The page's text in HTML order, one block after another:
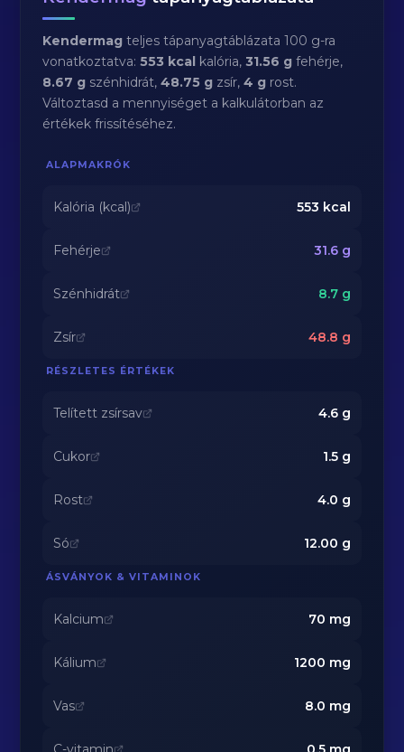
Kendermag teljes tápanyagtáblázata 100 g-ra
vonatkoztatva:553 kcal kalória,31.56 g fehérje,
8.67 g szénhidrát,48.75 g zsír,4 g rost.
Változtasd a mennyiséget a kalkulátorban az
értékek frissítéséhez.
ALAPMAKRÓK
Kalória (kcal) 553 kcal
Fehérje 31.6g
Szénhidrát 8.7g
Zsír 48.8 g
RÉSZLETES ÉRTÉKEK
Telített zsírsav 4.6g
Cukor 1.5g
Rost 4.0 g
Só 12.00 g
ÁSVÁNYOK & VITAMINOK
Kalcium 70 mg
Kálium 1200 mg
Vas 8.0 mg